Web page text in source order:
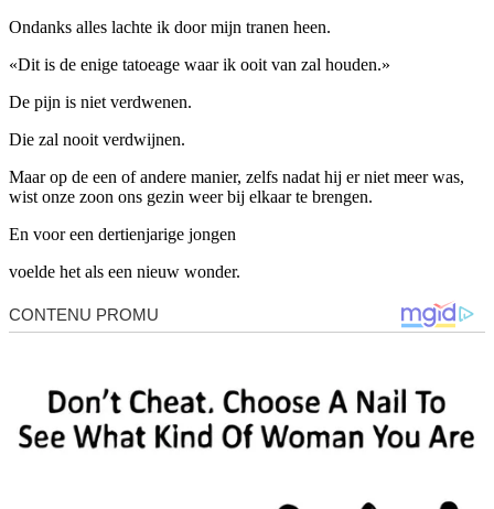
Ondanks alles lachte ik door mijn tranen heen.
«Dit is de enige tatoeage waar ik ooit van zal houden.»
De pijn is niet verdwenen.
Die zal nooit verdwijnen.
Maar op de een of andere manier, zelfs nadat hij er niet meer was,
wist onze zoon ons gezin weer bij elkaar te brengen.
En voor een dertienjarige jongen
voelde het als een nieuw wonder.